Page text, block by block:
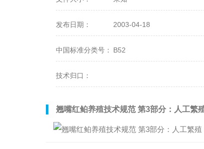
发布日期： 2003-04-18
中国标准分类号： B52
技术归口：
翘嘴红鲌养殖技术规范 第3部分：人工繁